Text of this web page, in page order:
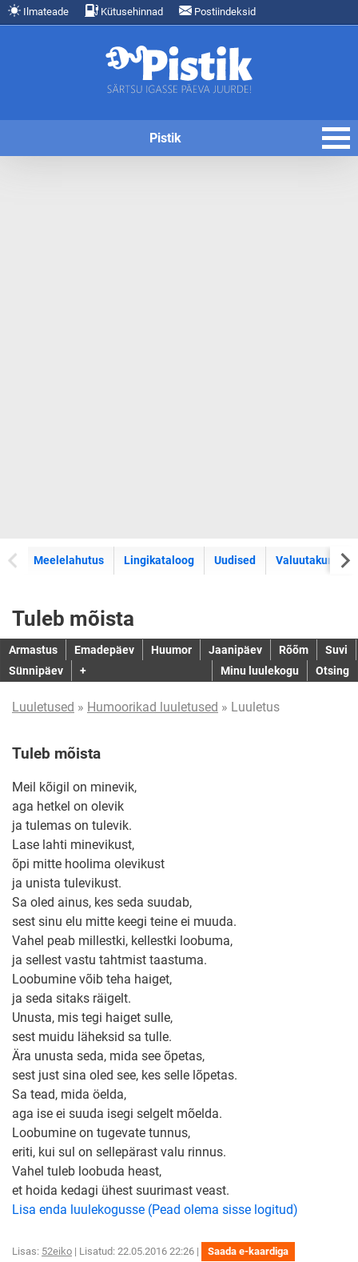
Ilmateade Kütusehinnad Postiindeksid
Pistik
Meelelahutus Lingikataloog Uudised Valuutakursid
Tuleb mõista
Armastus Emadepäev Huumor Jaanipäev Rõõm
Suvi
Sünnipäev
+ Minu luulekogu Otsing
Luuletused » Humoorikad luuletused » Luuletus
Tuleb mõista
Meil kõigil on minevik,
aga hetkel on olevik
ja tulemas on tulevik.
Lase lahti minevikust,
õpi mitte hoolima olevikust
ja unista tulevikust.
Sa oled ainus, kes seda suudab,
sest sinu elu mitte keegi teine ei muuda.
Vahel peab millestki, kellestki loobuma,
ja sellest vastu tahtmist taastuma.
Loobumine võib teha haiget,
ja seda sitaks räigelt.
Unusta, mis tegi haiget sulle,
sest muidu läheksid sa tulle.
Ära unusta seda, mida see õpetas,
sest just sina oled see, kes selle lõpetas.
Sa tead, mida öelda,
aga ise ei suuda isegi selgelt mõelda.
Loobumine on tugevate tunnus,
eriti, kui sul on sellepärast valu rinnus.
Vahel tuleb loobuda heast,
et hoida kedagi ühest suurimast veast.
Lisa enda luulekogusse (Pead olema sisse logitud)
Lisas: 52eiko | Lisatud: 22.05.2016 22:26 | Saada e-kaardiga